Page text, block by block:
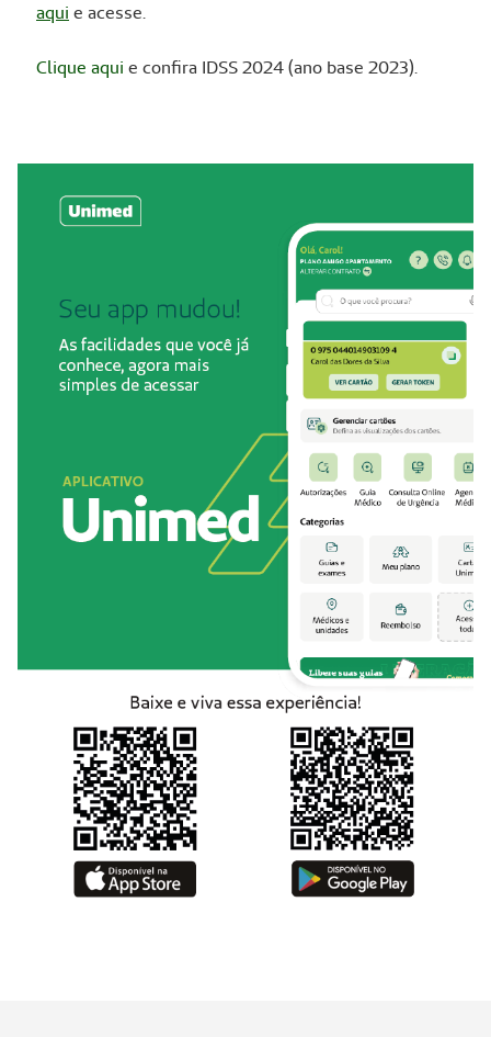
aqui e acesse.
Clique aqui e confira IDSS 2024 (ano base 2023).